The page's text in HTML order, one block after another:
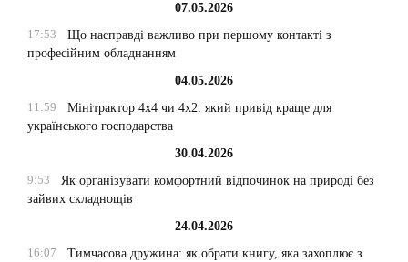
07.05.2026
17:53
Що насправді важливо при першому контакті з
професійним обладнанням
04.05.2026
11:59
Мінітрактор 4х4 чи 4х2: який привід краще для
українського господарства
30.04.2026
9:53
Як організувати комфортний відпочинок на природі без
зайвих складнощів
24.04.2026
16:07
Тимчасова дружина: як обрати книгу, яка захоплює з